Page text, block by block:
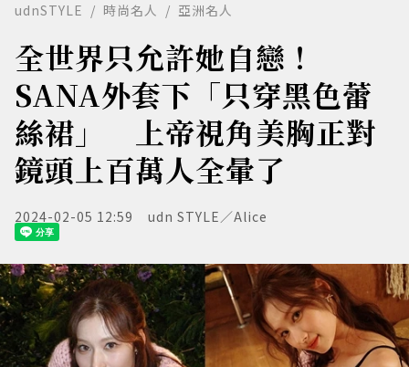
udnSTYLE 時尚名人 亞洲名人
全世界只允許她自戀！
SANA外套下「只穿黑色蕾
絲裙」 上帝視角美胸正對
鏡頭上百萬人全暈了
2024-02-05 12:59 udn STYLE／Alice